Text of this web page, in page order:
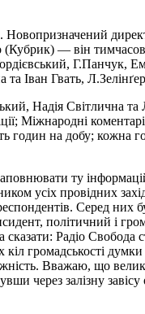
Новопризначений
— він
Г.Панчук,
Іван Гвать,
Надія Світлична
Міжнародні
годин на добу; кожна
ту
усіх провідних
Серед
політичний і
Радіо Свобода
громадськості думки
Вважаю, що
через залізну